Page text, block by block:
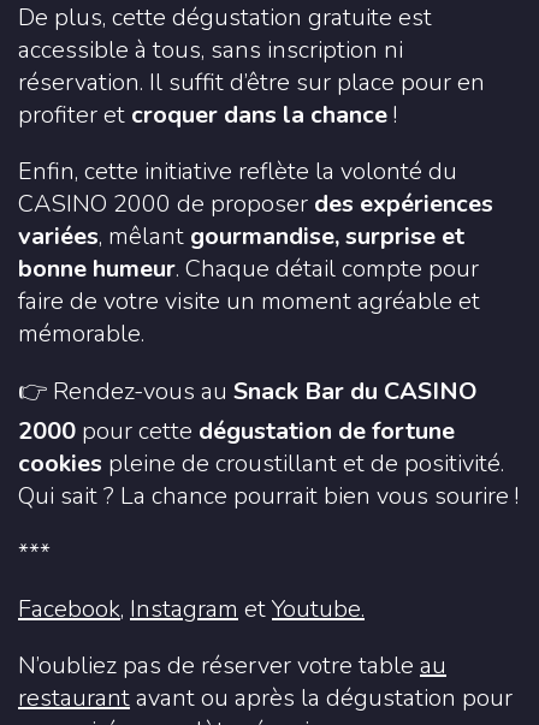
De plus, cette dégustation gratuite est
accessible à tous, sans inscription ni
réservation. Il suffit d’être sur place pour en
profiter et croquer dans la chance!
Enfin, cette initiative reflète la volonté du
CASINO 2000 de proposer des expériences
variées, mêlant gourmandise, surprise et
bonne humeur. Chaque détail compte pour
faire de votre visite un moment agréable et
mémorable.
👉 Rendez-vous au Snack Bar du CASINO
2000 pour cette dégustation de fortune
cookies pleine de croustillant et de positivité.
Qui sait ? La chance pourrait bien vous sourire !
***
Facebook, Instagram etYoutube.
N’oubliez pas de réserver votre table au
restaurantavant ou après la dégustation pour